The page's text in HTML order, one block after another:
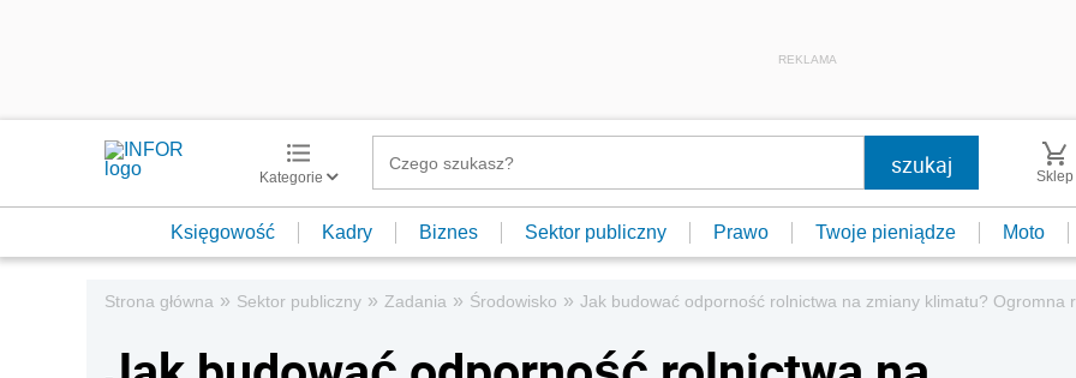
REKLAMA
Kategorie Sklep
Księgowość Kadry Biznes Sektor publiczny Prawo Twoje pieniądze Moto
Strona główna » Sektor publiczny » Zadania » Środowisko » Jak budować odporność rolnictwa na zmiany klimatu? Ogromna